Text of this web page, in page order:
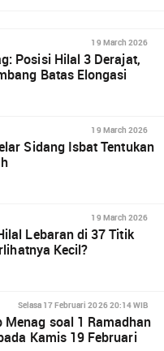
19 March 2026
Posisi Hilal 3 Derajat,
Batas Elongasi
19 March 2026
Sidang Isbat Tentukan
19 March 2026
Lebaran di 37 Titik
Kecil?
Selasa 17 Februari 2026 20:14 WIB
Menag soal 1 Ramadhan
Kamis 19 Februari